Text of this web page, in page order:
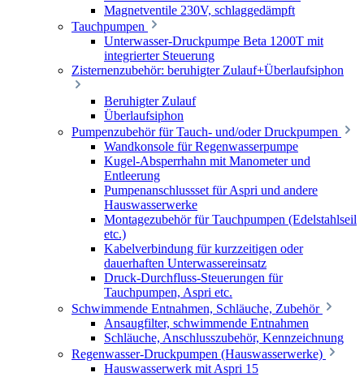
Magnetventile 230V, schlaggedämpft
Tauchpumpen
Unterwasser-Druckpumpe Beta 1200T mit
integrierter Steuerung
Zisternenzubehör: beruhigter Zulauf+Überlaufsiphon
Beruhigter Zulauf
Überlaufsiphon
Pumpenzubehör für Tauch- und/oder Druckpumpen
Wandkonsole für Regenwasserpumpe
Kugel-Absperrhahn mit Manometer und
Entleerung
Pumpenanschlussset für Aspri und andere
Hauswasserwerke
Montagezubehör für Tauchpumpen (Edelstahlseil
etc.)
Kabelverbindung für kurzzeitigen oder
dauerhaften Unterwassereinsatz
Druck-Durchfluss-Steuerungen für
Tauchpumpen, Aspri etc.
Schwimmende Entnahmen, Schläuche, Zubehör
Ansaugfilter, schwimmende Entnahmen
Schläuche, Anschlusszubehör, Kennzeichnung
Regenwasser-Druckpumpen (Hauswasserwerke)
Hauswasserwerk mit Aspri 15